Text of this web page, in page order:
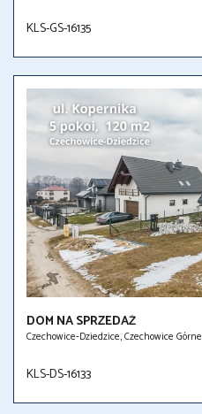
KLS-GS-16135
DOM NA SPRZEDAŻ
Czechowice-Dziedzice, Czechowice Górne
KLS-DS-16133